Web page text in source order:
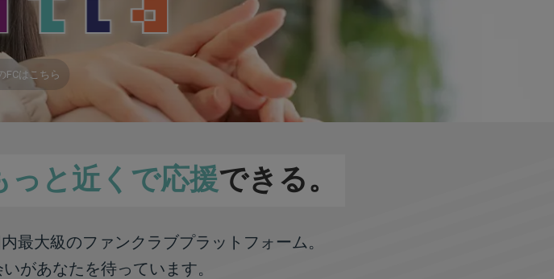
FCはこちら
っと近くで応援できる。
最大級のファンクラブプラットフォーム。
いがあなたを待っています。